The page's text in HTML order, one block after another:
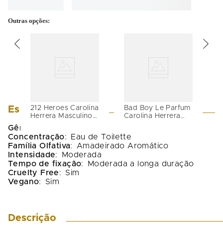
Outras opções:
212 Heroes Carolina
Herrera Masculino
Bad Boy Le Parfum
Carolina Herrera
Masculino
Especificações
Gênero
Concentração:
Eau de Toilette
Família Olfativa:
Amadeirado Aromático
Intensidade:
Moderada
Tempo de fixação:
Moderada a longa duração
Cruelty Free:
Sim
Vegano: Sim
Descrição